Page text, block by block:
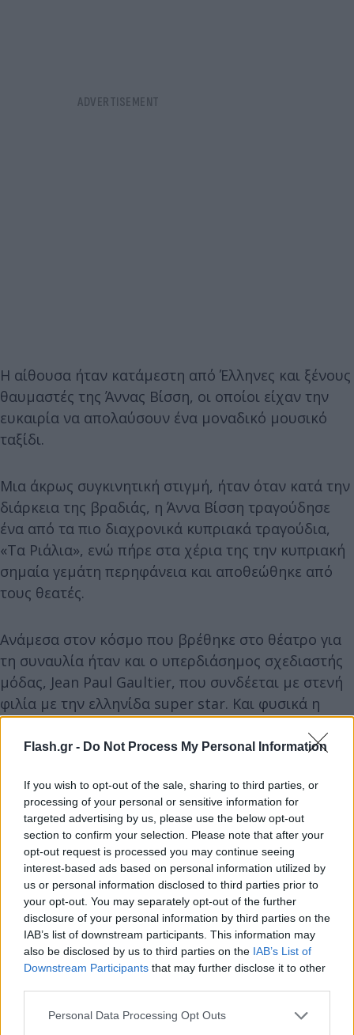
Flash.gr - Do Not Process My Personal Information
If you wish to opt-out of the sale, sharing to third parties, or
processing of your personal or sensitive information for
targeted advertising by us, please use the below opt-out
section to confirm your selection. Please note that after your
opt-out request is processed you may continue seeing
interest-based ads based on personal information utilized by
us or personal information disclosed to third parties prior to
your opt-out. You may separately opt-out of the further
disclosure of your personal information by third parties on the
IAB’s list of downstream participants. This information may
also be disclosed by us to third parties on the IAB’s List of
Downstream Participants that may further disclose it to other
Please note that this website/app uses one or more Google
Personal Data Processing Opt Outs
Η αίθουσα ήταν κατάμεστη από Έλληνες και ξένους
θαυμαστές της Άννας Βίσση, οι οποίοι είχαν την
ευκαιρία να απολαύσουν ένα μοναδικό μουσικό
ταξίδι.
Μια άκρως συγκινητική στιγμή, ήταν όταν κατά την
διάρκεια της βραδιάς, η Άννα Βίσση τραγούδησε
ένα από τα πιο διαχρονικά κυπριακά τραγούδια,
«Τα Ριάλια», ενώ πήρε στα χέρια της την κυπριακή
σημαία γεμάτη περηφάνεια και αποθεώθηκε από
τους θεατές.
Ανάμεσα στον κόσμο που βρέθηκε στο θέατρο για
τη συναυλία ήταν και ο υπερδιάσημος σχεδιαστής
μόδας, Jean Paul Gaultier, που συνδέεται με στενή
φιλία με την ελληνίδα super star. Και φυσικά η
Άννα Βίσση δεν ήταν δυνατόν να μην αναφερθεί
ονομαστικά σε εκείνον.